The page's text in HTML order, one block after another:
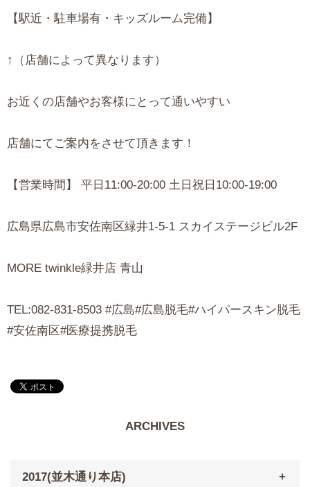
【駅近・駐車場有・キッズルーム完備】
↑（店舗によって異なります）
お近くの店舗やお客様にとって通いやすい
店舗にてご案内をさせて頂きます！
【営業時間】 平日11:00-20:00 土日祝日10:00-19:00
広島県広島市安佐南区緑井1-5-1 スカイステージビル2F
MORE twinkle緑井店 青山
TEL:082-831-8503 #広島#広島脱毛#ハイパースキン脱毛
#安佐南区#医療提携脱毛
ARCHIVES
2017(並木通り本店)